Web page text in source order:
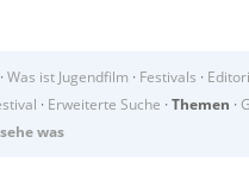
· Was ist Jugendfilm · Festivals ·
· Erweiterte Suche · Themen ·
was